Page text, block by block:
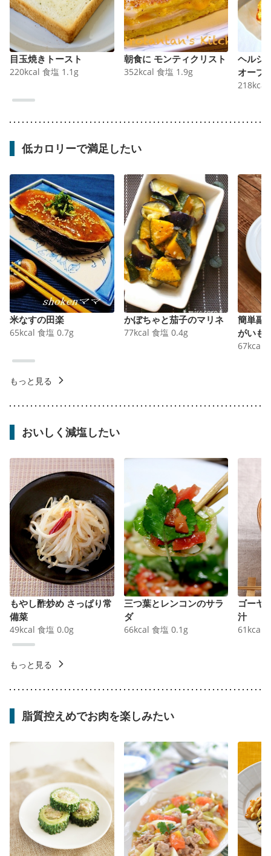
目玉焼きトースト
220kcal 食塩 1.1 g
朝食に モンティクリスト
352kcal 食塩 1.9g
ヘルシ
オープ
218kcal
低カロリーで満足したい
米なすの田楽
65kcal 食塩 0.7g
かぼちゃと茄子のマリネ
77kcal 食塩 0.4g
簡単副
がいも
67kcal
もっと見る
おいしく減塩したい
もやし酢炒め さっぱり常
備菜
49kcal 食塩 0.0g
三つ葉とレンコンのサラ
ダ
66kcal 食塩 0.1 g
ゴーヤ
汁
61 kcal
もっと見る
脂質控えめでお肉を楽しみたい